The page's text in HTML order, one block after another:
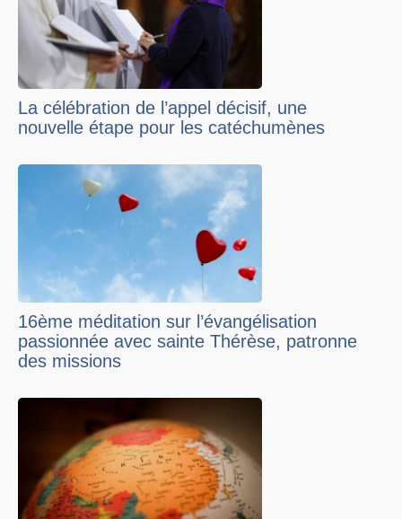
La célébration de l’appel décisif, une
nouvelle étape pour les catéchumènes
16ème méditation sur l’évangélisation
passionnée avec sainte Thérèse, patronne
des missions